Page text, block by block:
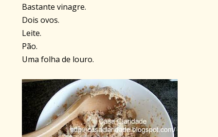
Bastante vinagre.
Dois ovos.
Leite.
Pão.
Uma folha de louro.